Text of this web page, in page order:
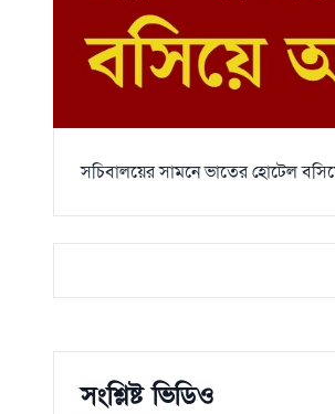
সচিবালয়ের সামনে ভাতের হোটেল
সংশ্লিষ্ট ভিডিও